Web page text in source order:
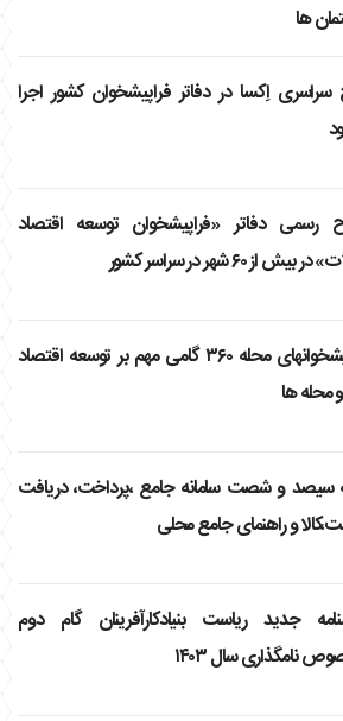
ها
اِکسا در دفاتر فراپیشخوان کشور اجرا
رسمی دفاتر «فراپیشخوان توسعه اقتصاد
از ۶۰ شهر در سراسر کشور
فراپیشخوانهای محله ۳۶۰ گامی مهم بر توسعه اقتصاد
محله ها
سیصد و شصت سامانه جامع ،پرداخت، دریافت
و راهنمای جامع محلی
جدید ریاست بنیادکارآفرینان گام دوم
نامگذاری سال ۱۴۰۳